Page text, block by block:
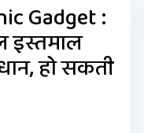
Gadget :
इस्तमाल
हो सकती